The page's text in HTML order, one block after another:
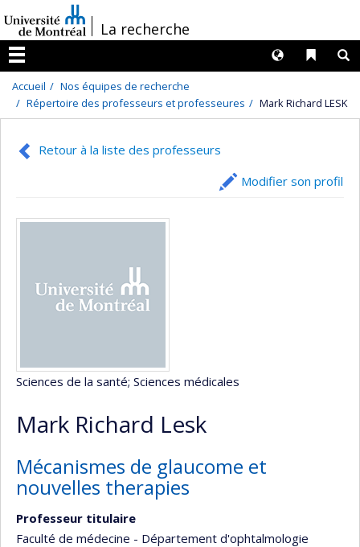
au
contenu
/La recherche
Menu
Liens
Langues
Accueil
Nos équipes de recherche
Répertoire des professeurs et professeures
Mark Richard LESK
Retour à la liste des professeurs
Modifier son profil
Sciences de la santé; Sciences médicales
Mark Richard Lesk
Mécanismes de glaucome et
nouvelles therapies
Professeur titulaire
Faculté de médecine - Département d'ophtalmologie